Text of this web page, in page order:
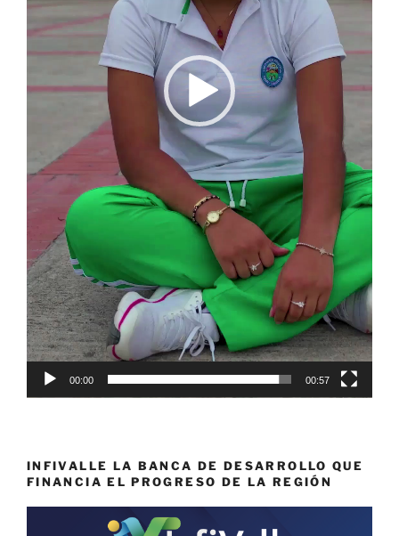
00:00 00:57
INFIVALLE LA BANCA DE DESARROLLO QUE
FINANCIA EL PROGRESO DE LA REGIÓN